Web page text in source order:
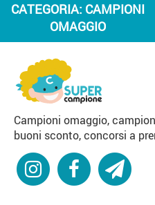
CATEGORIA: CAMPIONI
OMAGGIO
Campioni omaggio,
buoni sconto, concorsi a